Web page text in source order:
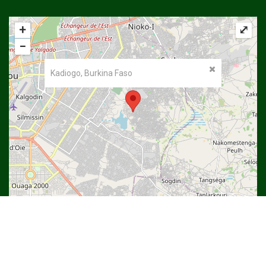
Kadiogo, Burkina Faso
+
−
⤢